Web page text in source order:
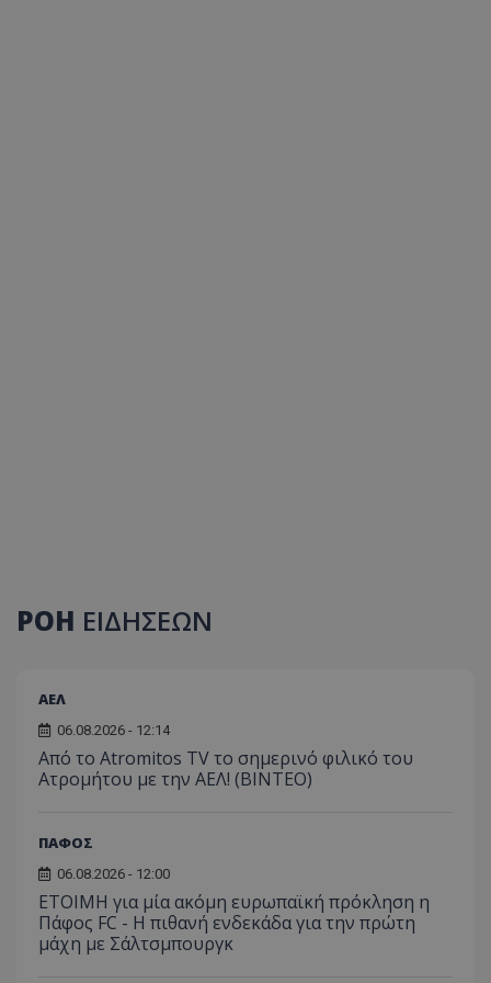
ΡΟΗ ΕΙΔΗΣΕΩΝ
ΑΕΛ
06.08.2026 - 12:14
Από το Atromitos TV το σημερινό φιλικό του
Ατρομήτου με την ΑΕΛ! (ΒΙΝΤΕΟ)
ΠΑΦΟΣ
06.08.2026 - 12:00
ΕΤΟΙΜΗ για μία ακόμη ευρωπαϊκή πρόκληση η
Πάφος FC - Η πιθανή ενδεκάδα για την πρώτη
μάχη με Σάλτσμπουργκ